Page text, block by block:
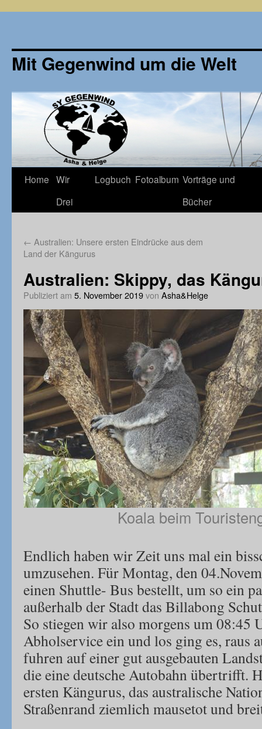
Mit Gegenwind um die Welt
Zum
Home Wir
Drei
Logbuch Fotoalbum Vorträge und
Bücher
← Australien: Unsere ersten Eindrücke aus dem
Land der Kängurus
Australien: Skippy, das
Publiziert am 5. November 2019von Asha&Helge
Koala beim
Endlich haben wir Zeit uns mal ein
umzusehen. Für Montag, den
einen Shuttle- Bus bestellt, um so ein
außerhalb der Stadt das Billabong
So stiegen wir also morgens um 08:45
Abholservice ein und los ging es, raus
fuhren auf einer gut ausgebauten
die eine deutsche Autobahn übertrifft.
ersten Kängurus, das australische
Straßenrand ziemlich mausetot und